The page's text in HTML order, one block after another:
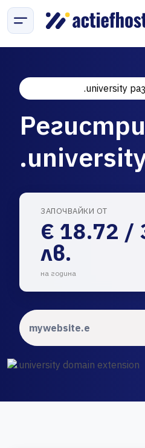
.university
ЗАПОЧВАЙКИ ОТ
€ 18.72 /
лв.
на година